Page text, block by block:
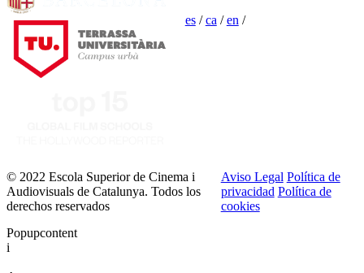
es/ca /en /
© 2022 Escola Superior de Cinema i
Audiovisuals de Catalunya. Todos los
derechos reservados
Aviso Legal Política de
privacidad Política de
cookies
Popupcontent
i